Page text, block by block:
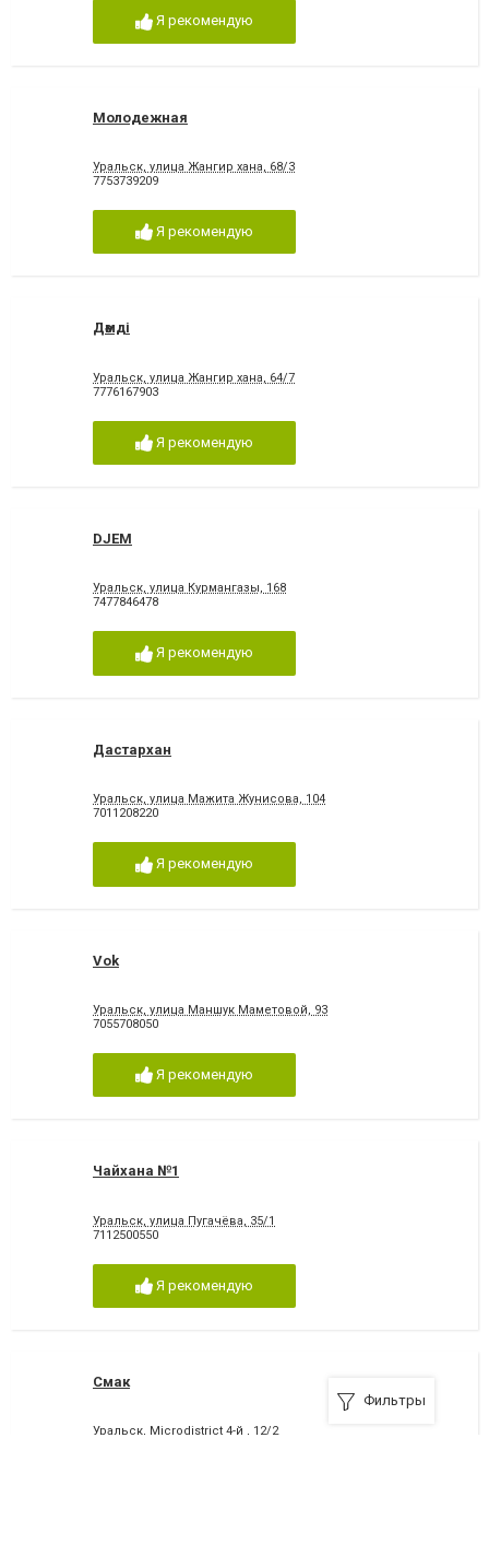
Я рекомендую
Молодежная
Уральск, улица Жангир хана, 68/3
7753739209
Я рекомендую
Дәмді
Уральск, улица Жангир хана, 64/7
7776167903
Я рекомендую
DJEM
Уральск, улица Курмангазы, 168
7477846478
Я рекомендую
Дастархан
Уральск, улица Мажита Жунисова, 104
7011208220
Я рекомендую
Vok
Уральск, улица Маншук Маметовой, 93
7055708050
Я рекомендую
Чайхана №1
Уральск, улица Пугачёва, 35/1
7112500550
Я рекомендую
Смак
Уральск, Microdistrict 4-й , 12/2
Фильтры